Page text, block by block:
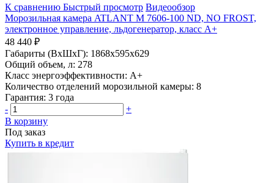
К сравнению Быстрый просмотр Видеообзор
Морозильная камера ATLANT М 7606-100 ND, NO FROST,
электронное управление, льдогенератор, класс A+
48 440 ₽
Габариты (ВхШхГ): 1868x595x629
Общий объем, л: 278
Класс энергоэффективности: A+
Количество отделений морозильной камеры: 8
Гарантия: 3 года
-
+
В корзину
Под заказ
Купить в кредит